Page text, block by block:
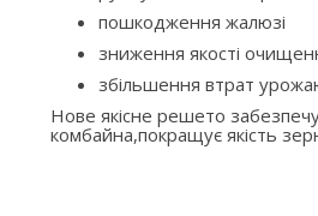
пошкодження жалюзі
зниження якості
збільшення втрат
Нове якісне решето
комбайна,покращує якість